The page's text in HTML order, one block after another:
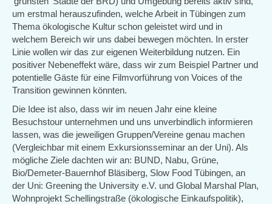
um erstmal herauszufinden, welche Arbeit in Tübingen zum
Thema ökologische Kultur schon geleistet wird und in
welchem Bereich wir uns dabei bewegen möchten. In erster
Linie wollen wir das zur eigenen Weiterbildung nutzen. Ein
positiver Nebeneffekt wäre, dass wir zum Beispiel Partner und
potentielle Gäste für eine Filmvorführung von Voices of the
Transition gewinnen könnten.
Die Idee ist also, dass wir im neuen Jahr eine kleine
Besuchstour unternehmen und uns unverbindlich informieren
lassen, was die jeweiligen Gruppen/Vereine genau machen
(Vergleichbar mit einem Exkursionsseminar an der Uni). Als
mögliche Ziele dachten wir an: BUND, Nabu, Grüne,
Bio/Demeter-Bauernhof Bläsiberg, Slow Food Tübingen, an
der Uni: Greening the University e.V. und Global Marshal Plan,
Wohnprojekt Schellingstraße (ökologische Einkaufspolitik),